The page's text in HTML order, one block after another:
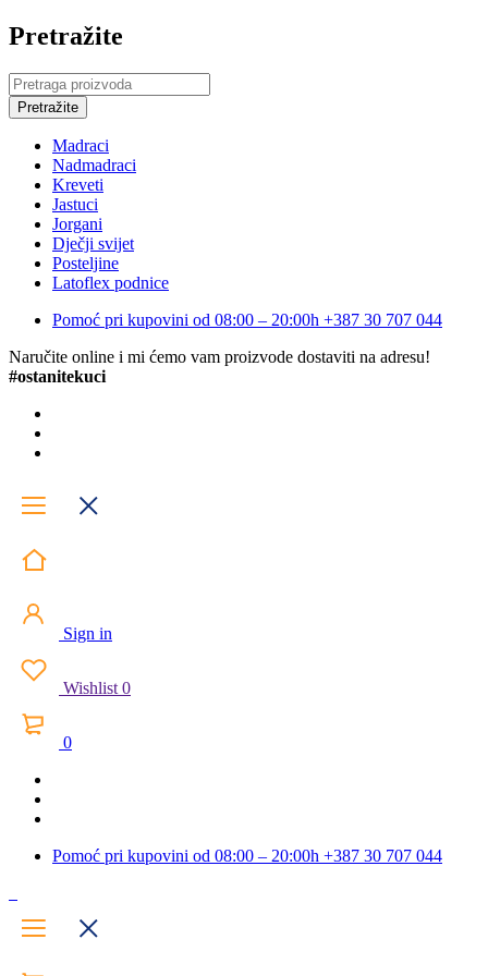
Pretražite
Madraci
Nadmadraci
Kreveti
Jastuci
Jorgani
Dječji svijet
Posteljine
Latoflex podnice
Pomoć pri kupovini od 08:00 – 20:00h +387 30 707 044
Naručite online i mi ćemo vam proizvode dostaviti na adresu!
#ostanitekuci
Sign in
Wishlist 0
0
Pomoć pri kupovini od 08:00 – 20:00h +387 30 707 044